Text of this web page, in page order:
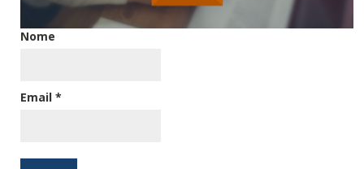
Nome
Email *